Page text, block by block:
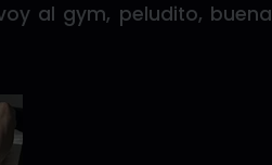
al gym, peludito, buena